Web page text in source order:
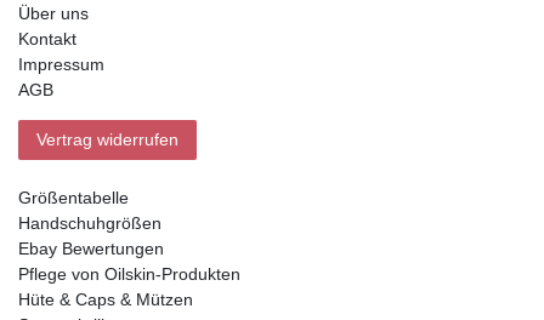
Über uns
Kontakt
Impressum
AGB
Vertrag widerrufen
Größentabelle
Handschuhgrößen
Ebay Bewertungen
Pflege von Oilskin-Produkten
Hüte & Caps & Mützen